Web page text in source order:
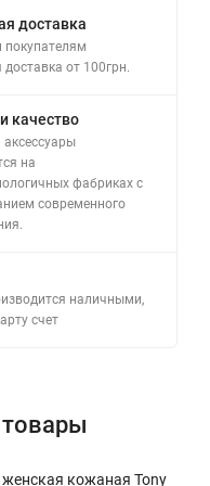
доставка
доставка от 100грн.
качество
аксессуары
на
фабриках с
современного
наличными,
счет
кожаная Tony